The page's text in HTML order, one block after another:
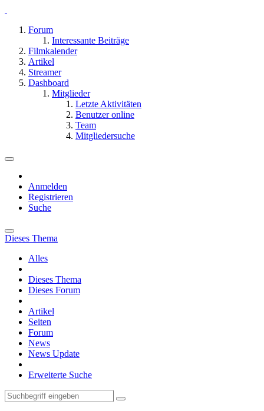
Forum
Interessante Beiträge
Filmkalender
Artikel
Streamer
Dashboard
Mitglieder
Letzte Aktivitäten
Benutzer online
Team
Mitgliedersuche
Anmelden
Registrieren
Suche
Dieses Thema
Alles
Dieses Thema
Dieses Forum
Artikel
Seiten
Forum
News
News Update
Erweiterte Suche